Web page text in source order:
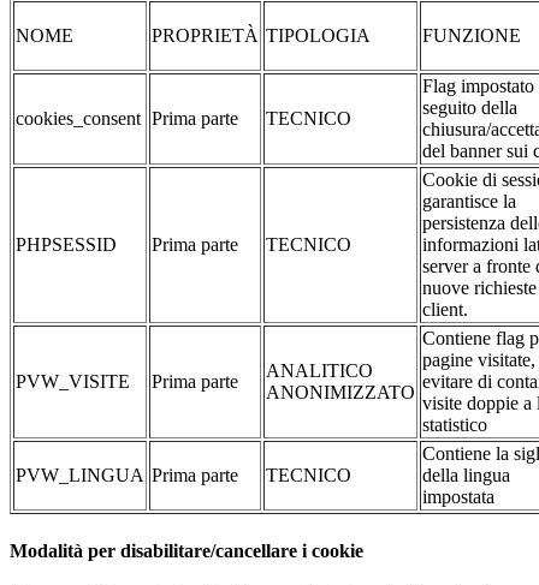
NOME PROPRIETÀ TIPOLOGIA FUNZIONE
cookies_consent Prima parte TECNICO
Flag impostato
seguito della
chiusura/
del banner sui
PHPSESSID Prima parte TECNICO
Cookie di
garantisce la
persistenza
informazioni
server a fronte
nuove
client.
PVW_VISITE Prima parte
ANALITICO
ANONIMIZZATO
Contiene flag
pagine visitate,
evitare di
visite doppie a
statistico
PVW_LINGUA Prima parte TECNICO
Contiene la
della lingua
impostata
Modalità per disabilitare/cancellare i cookie